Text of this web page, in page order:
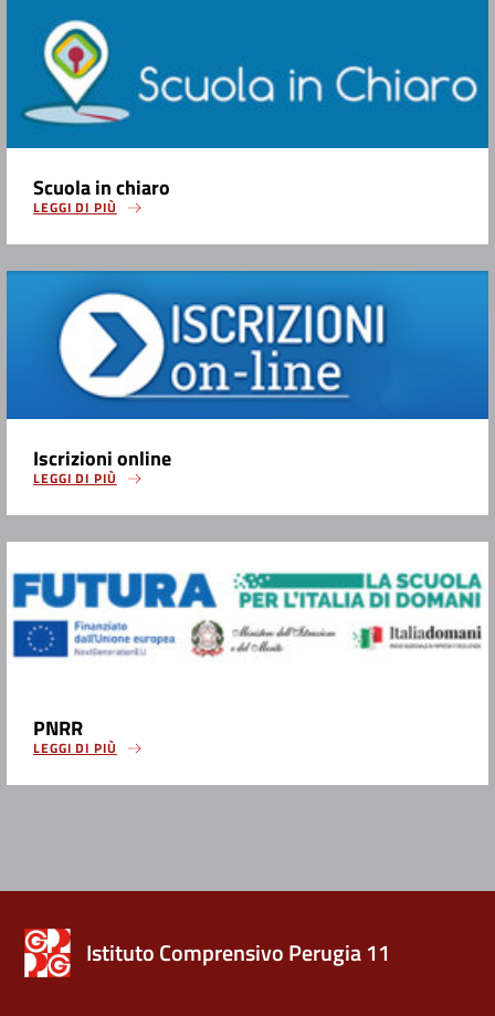
Scuola in chiaro
LEGGI DI PIÙ
Iscrizioni online
LEGGI DI PIÙ
PNRR
LEGGI DI PIÙ
Istituto Comprensivo Perugia 11